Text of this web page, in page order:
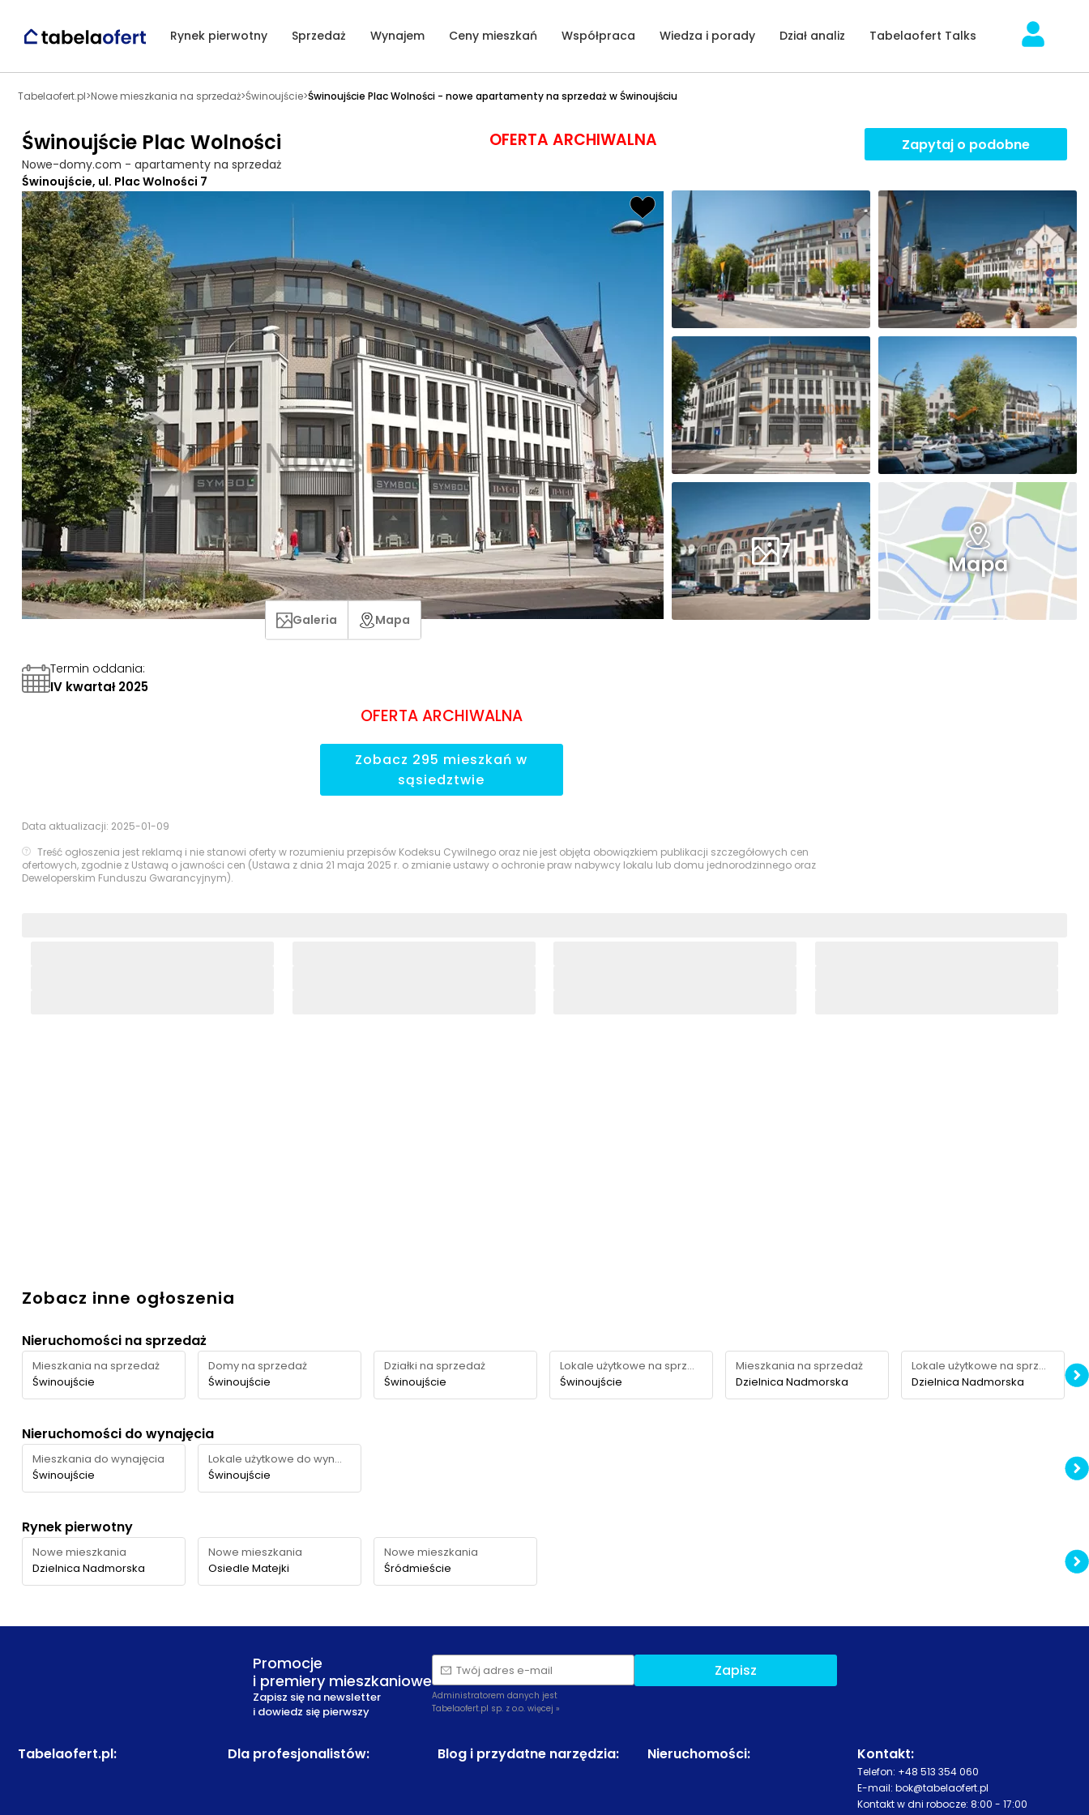
Rynek pierwotny Sprzedaż Wynajem Ceny mieszkań Współpraca Wiedza i porady Dział analiz Tabelaofert Talks
Tabelaofert.pl>Nowe mieszkania na sprzedaż>Świnoujście>Świnoujście Plac Wolności - nowe apartamenty na sprzedaż w Świnoujściu
Świnoujście Plac Wolności
Nowe-domy.com - apartamenty na sprzedaż
OFERTA ARCHIWALNA Zapytaj o podobne
Świnoujście, ul. Plac Wolności 7
7 Mapa
Galeria Mapa
Termin oddania:
IV kwartał 2025
OFERTA ARCHIWALNA
Zobacz 295 mieszkań w
sąsiedztwie
Data aktualizacji: 2025-01-09
Treść ogłoszenia jest reklamą i nie stanowi oferty w rozumieniu przepisów Kodeksu Cywilnego oraz nie jest objęta obowiązkiem publikacji szczegółowych cen
ofertowych, zgodnie z Ustawą o jawności cen (Ustawa z dnia 21 maja 2025 r. o zmianie ustawy o ochronie praw nabywcy lokalu lub domu jednorodzinnego oraz
Deweloperskim Funduszu Gwarancyjnym).
Zobacz inne ogłoszenia
Nieruchomości na sprzedaż
Mieszkania na sprzedaż
Świnoujście
Domy na sprzedaż
Świnoujście
Działki na sprzedaż
Świnoujście
Lokale użytkowe na sprzedaż
Świnoujście
Mieszkania na sprzedaż
Dzielnica Nadmorska
Lokale użytkowe na sprzedaż
Dzielnica Nadmorska
Nieruchomości do wynajęcia
Mieszkania do wynajęcia
Świnoujście
Lokale użytkowe do wynajęcia
Świnoujście
Rynek pierwotny
Nowe mieszkania
Dzielnica Nadmorska
Nowe mieszkania
Osiedle Matejki
Nowe mieszkania
Śródmieście
Promocje
i premiery mieszkaniowe
Zapisz się na newsletter
i dowiedz się pierwszy
Twój adres e-mail
Administratorem danych jest
Tabelaofert.pl sp. z o.o. więcej »
Zapisz
Tabelaofert.pl: Dla profesjonalistów: Blog i przydatne narzędzia: Nieruchomości: Kontakt:
Telefon: +48 513 354 060
E-mail: bok@tabelaofert.pl
Kontakt w dni robocze: 8:00 - 17:00